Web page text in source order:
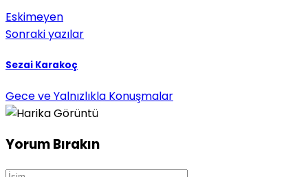
Eskimeyen
Sonraki yazılar
Sezai Karakoç
Gece ve Yalnızlıkla Konuşmalar
Yorum Bırakın